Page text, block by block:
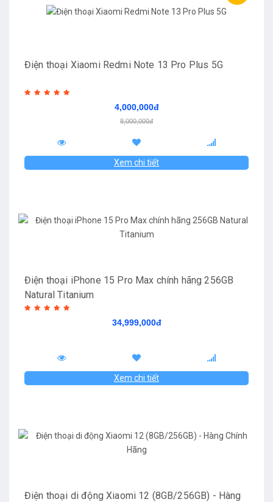
Điện thoại Xiaomi Redmi Note 13 Pro Plus 5G
4,000,000đ
8,000,000đ
Xem chi tiết
Điện thoại iPhone 15 Pro Max chính hãng 256GB
Natural Titanium
34,999,000đ
Xem chi tiết
Điện thoại di động Xiaomi 12 (8GB/256GB) - Hàng